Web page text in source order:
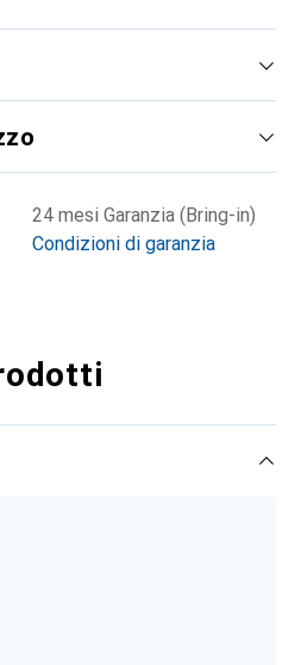
24 mesi Garanzia (Bring-in)
Condizioni di garanzia